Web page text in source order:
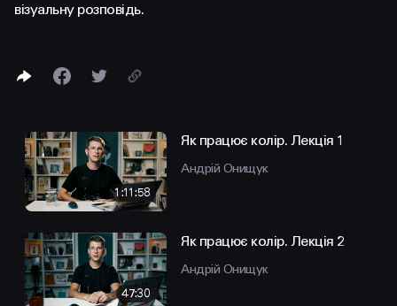
візуальну розповідь.
1:11:58
Як працює колір. Лекція 1
Андрій Онищук
47:30
Як працює колір. Лекція 2
Андрій Онищук